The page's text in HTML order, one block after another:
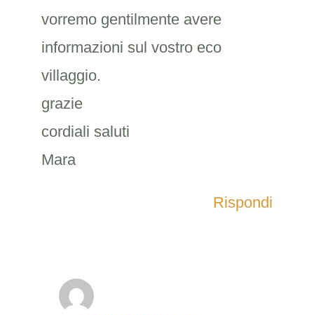
vorremo gentilmente avere
informazioni sul vostro eco
villaggio.
grazie
cordiali saluti
Mara
Rispondi